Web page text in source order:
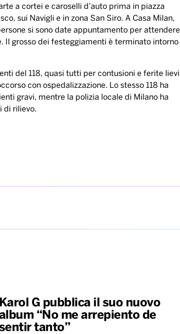
a cortei e caroselli d’auto prima in piazza
sui Navigli e in zona San Siro. A Casa Milan,
si sono date appuntamento per attendere
Il grosso dei festeggiamenti è terminato intorno
del 118, quasi tutti per contusioni e ferite lievi
con ospedalizzazione. Lo stesso 118 ha
gravi, mentre la polizia locale di Milano ha
di rilievo.
Karol G pubblica il suo nuovo
“No me arrepiento de
tanto”